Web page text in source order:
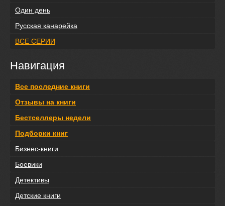
Один день
Русская канарейка
ВСЕ СЕРИИ
Навигация
Все последние книги
Отзывы на книги
Бестселлеры недели
Подборки книг
Бизнес-книги
Боевики
Детективы
Детские книги